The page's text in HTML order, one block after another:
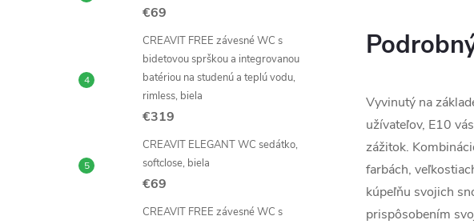
€69
CREAVIT FREE závesné WC s
bidetovou sprškou a integrovanou
batériou na studenú a teplú vodu,
rimless, biela
€319
CREAVIT ELEGANT WC sedátko,
softclose, biela
€69
CREAVIT FREE závesné WC s
Vyvinutý na
užívateľov, E10
zážitok.
farbách,
kúpeľňu svojich
prispôsobením